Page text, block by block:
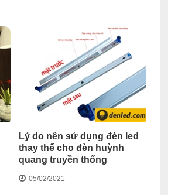
Lý do nên sử dụng đèn led
thay thế cho đèn huỳnh
quang truyền thống
05/02/2021